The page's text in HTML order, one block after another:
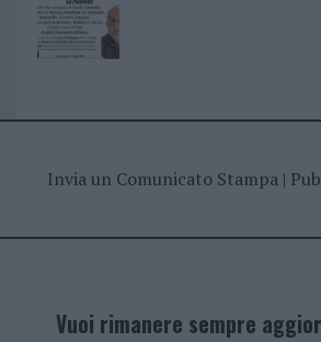
Invia un Comunicato Stampa|
Vuoi rimanere sempre